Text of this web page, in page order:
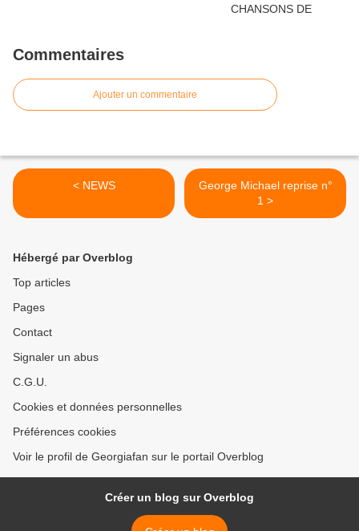
Commentaires
Ajouter un commentaire
< NEWS
George Michael reprise n°
1 >
Hébergé par Overblog
Top articles
Pages
Contact
Signaler un abus
C.G.U.
Cookies et données personnelles
Préférences cookies
Voir le profil de Georgiafan sur le portail Overblog
Créer un blog sur Overblog